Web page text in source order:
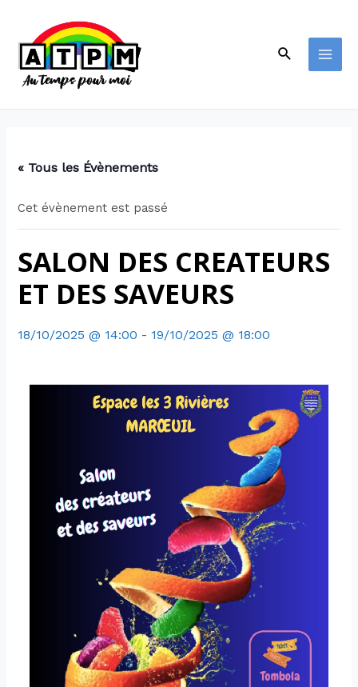
« Tous les Évènements
Cet évènement est passé
SALON DES CREATEURS
ET DES SAVEURS
18/10/2025 @ 14:00 - 19/10/2025 @ 18:00